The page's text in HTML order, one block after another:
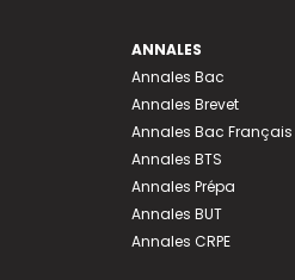
ANNALES
Annales Bac
Annales Brevet
Annales Bac Français
Annales BTS
Annales Prépa
Annales BUT
Annales CRPE